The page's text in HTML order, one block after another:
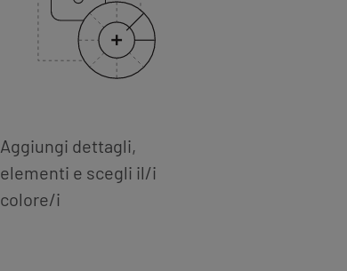
Aggiungi dettagli,
elementi e scegli il/i
colore/i